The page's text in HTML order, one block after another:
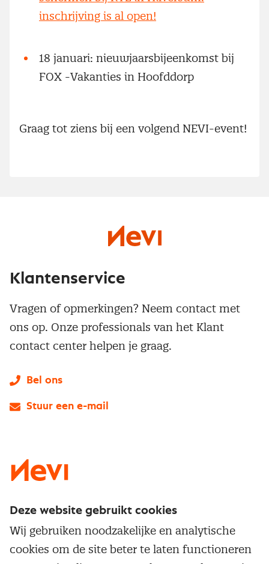
inschrijving is al open!
18 januari: nieuwjaarsbijeenkomst bij
FOX -Vakanties in Hoofddorp
Graag tot ziens bij een volgend NEVI-event!
Service & contact
Populaire thema's
Klantenservice
Vragen of opmerkingen? Neem contact met
ons op. Onze professionals van het Klant
contact center helpen je graag.
Bel ons
Stuur een e-mail
Deze website gebruikt cookies
Wij gebruiken noodzakelijke en analytische
cookies om de site beter te laten functioneren